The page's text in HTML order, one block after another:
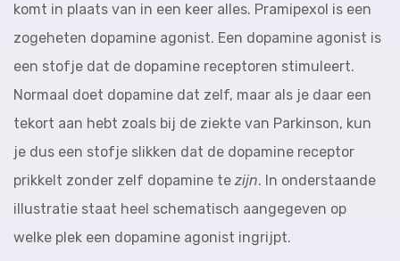
komt in plaats van in een keer alles. Pramipexol is een
zogeheten dopamine agonist. Een dopamine agonist is
een stofje dat de dopamine receptoren stimuleert.
Normaal doet dopamine dat zelf, maar als je daar een
tekort aan hebt zoals bij de ziekte van Parkinson, kun
je dus een stofje slikken dat de dopamine receptor
prikkelt zonder zelf dopamine tezijn. In onderstaande
illustratie staat heel schematisch aangegeven op
welke plek een dopamine agonist ingrijpt.